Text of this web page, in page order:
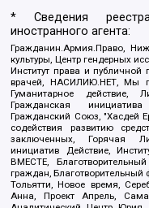
* Сведения
иностранного агента:
Гражданин.Армия.Право,
культуры, Центр гендерных
Институт права и
врачей, НАСИЛИЮ.НЕТ, Мы
Гуманитарное действие,
Гражданская
Гражданский Союз, "Хасдей
содействия развитию
заключенных, Горячая
инициатив Действие,
ВМЕСТЕ,
граждан,
Тольятти, Новое время,
Анна, Проект Апрель,